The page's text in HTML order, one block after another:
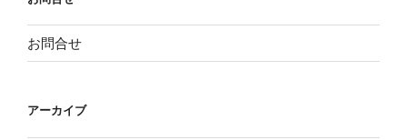
お問合せ
アーカイブ